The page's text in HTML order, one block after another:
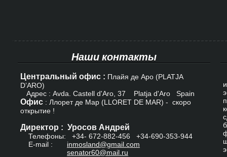
Наши контакты
Центральный офис : Плайя де Аро (PLATJA
D’ARO)
Адрес : Avda. Castell d'Aro, 37 Platja d'Aro Spain
Офис : Ллорет де Мар (LLORET DE MAR) - скоро
открытие !
Директор : Уросов Андрей
Телефоны: +34- 672-882-456
+34-690-353-944
E-mail : inmosland@gmail.com
senator60@mail.ru